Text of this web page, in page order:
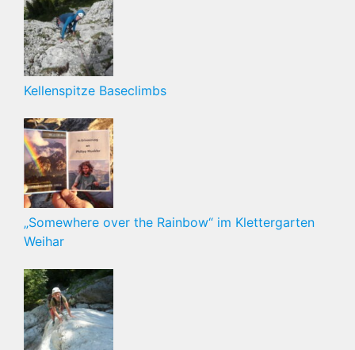
Kellenspitze Baseclimbs
„Somewhere over the Rainbow“ im Klettergarten
Weihar